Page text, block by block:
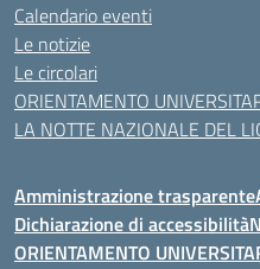
Calendario eventi
Le notizie
Le circolari
ORIENTAMENTO
LA NOTTE NAZIONALE DEL
Amministrazione trasparente
Dichiarazione di accessibilità
ORIENTAMENTO